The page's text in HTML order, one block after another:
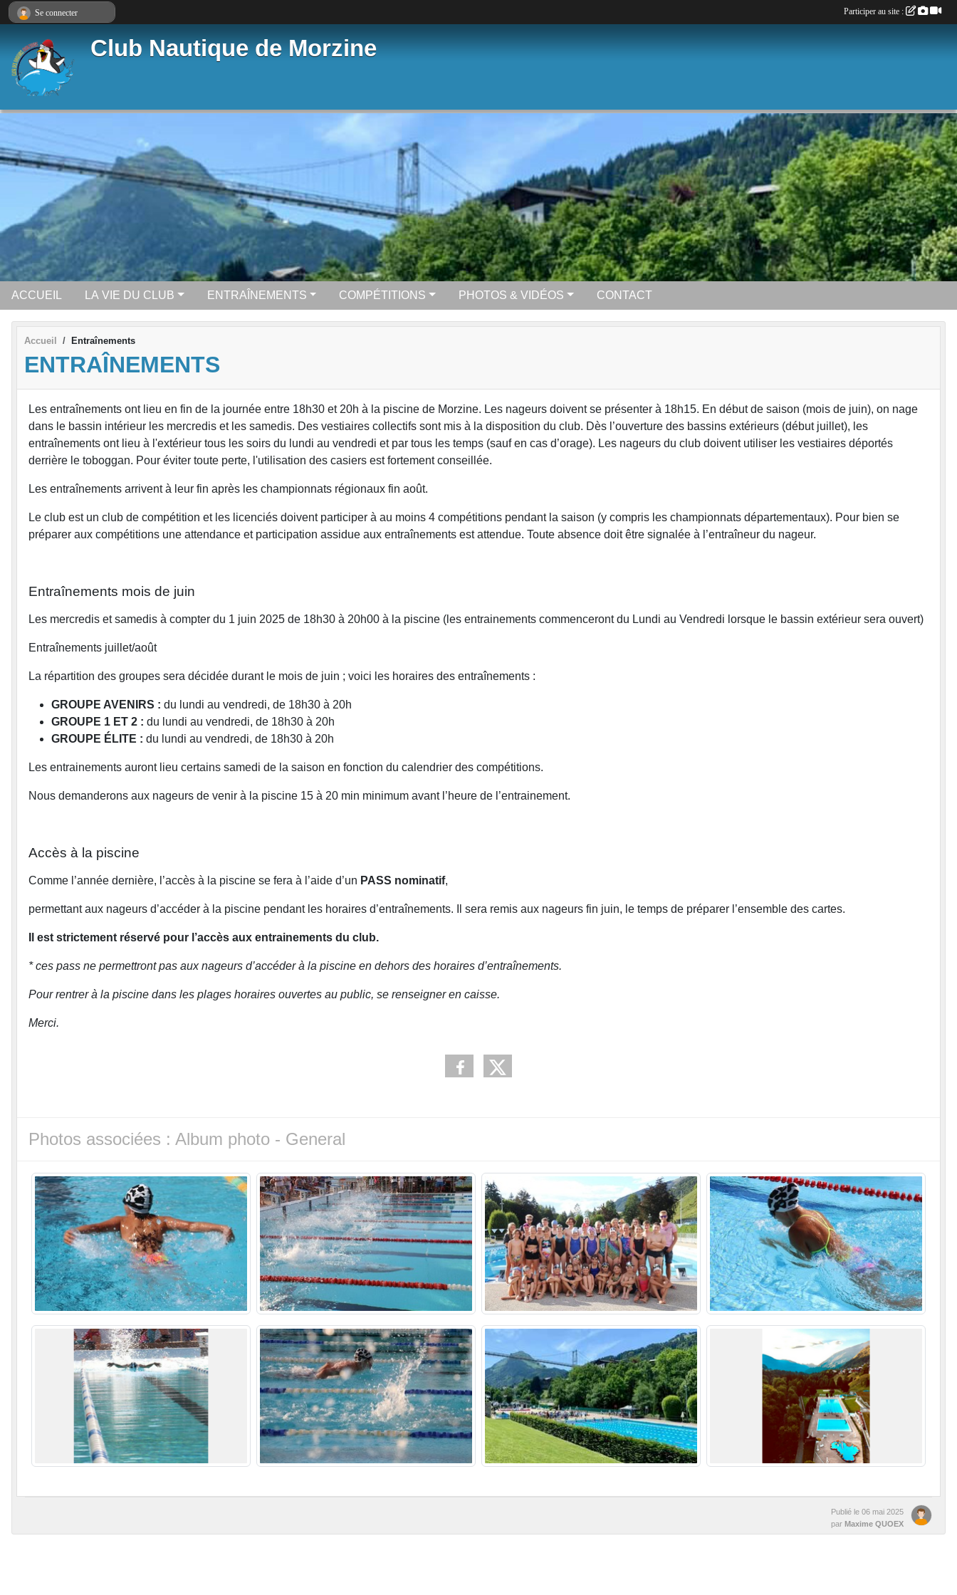
Club Nautique de Morzine
ACCUEIL LA VIE DU CLUB ENTRAÎNEMENTS COMPÉTITIONS PHOTOS & VIDÉOS CONTACT
Accueil Entraînements
ENTRAÎNEMENTS
Les entraînements ont lieu en fin de la journée entre 18h30 et 20h à la piscine de Morzine. Les nageurs doivent se présenter à 18h15. En début de saison (mois de juin), on nage
dans le bassin intérieur les mercredis et les samedis. Des vestiaires collectifs sont mis à la disposition du club. Dès l’ouverture des bassins extérieurs (début juillet), les
entraînements ont lieu à l'extérieur tous les soirs du lundi au vendredi et par tous les temps (sauf en cas d’orage). Les nageurs du club doivent utiliser les vestiaires déportés
derrière le toboggan. Pour éviter toute perte, l'utilisation des casiers est fortement conseillée.
Les entraînements arrivent à leur fin après les championnats régionaux fin août.
Le club est un club de compétition et les licenciés doivent participer à au moins 4 compétitions pendant la saison (y compris les championnats départementaux). Pour bien se
préparer aux compétitions une attendance et participation assidue aux entraînements est attendue. Toute absence doit être signalée à l’entraîneur du nageur.
Entraînements mois de juin
Les mercredis et samedis à compter du 1 juin 2025 de 18h30 à 20h00 à la piscine (les entrainements commenceront du Lundi au Vendredi lorsque le bassin extérieur sera ouvert)
Entraînements juillet/août
La répartition des groupes sera décidée durant le mois de juin ; voici les horaires des entraînements :
GROUPE AVENIRS : du lundi au vendredi, de 18h30 à 20h
GROUPE 1 ET 2 : du lundi au vendredi, de 18h30 à 20h
GROUPE ÉLITE : du lundi au vendredi, de 18h30 à 20h
Les entrainements auront lieu certains samedi de la saison en fonction du calendrier des compétitions.
Nous demanderons aux nageurs de venir à la piscine 15 à 20 min minimum avant l’heure de l’entrainement.
Accès à la piscine
Comme l’année dernière, l’accès à la piscine se fera à l’aide d’un PASS nominatif,
permettant aux nageurs d’accéder à la piscine pendant les horaires d’entraînements. Il sera remis aux nageurs fin juin, le temps de préparer l’ensemble des cartes.
Il est strictement réservé pour l’accès aux entrainements du club.
* ces pass ne permettront pas aux nageurs d’accéder à la piscine en dehors des horaires d’entraînements.
Pour rentrer à la piscine dans les plages horaires ouvertes au public, se renseigner en caisse.
Merci.
Photos associées : Album photo - General
Publié le 06 mai 2025
par Maxime QUOEX
Se connecter Participer au site :
Panneau de gestion des cookies